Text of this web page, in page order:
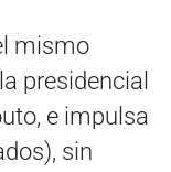
mismo
presidencial
e impulsa
sin